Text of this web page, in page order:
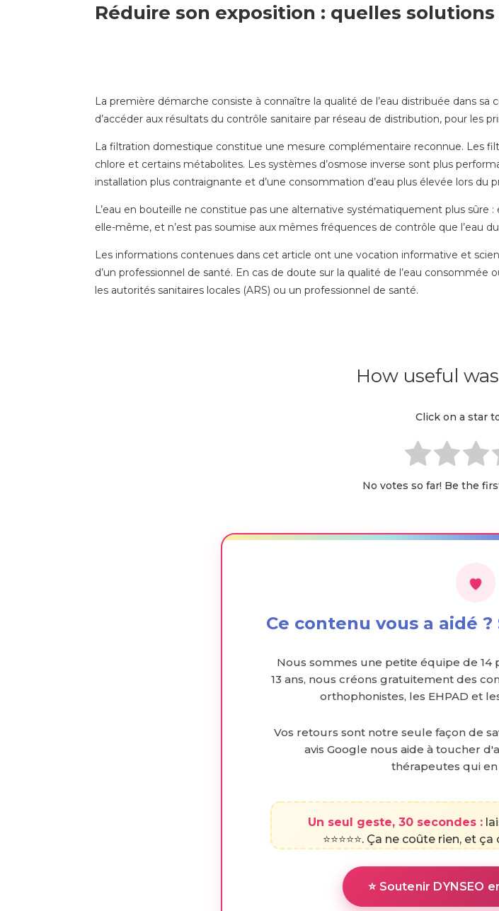
Réduire son exposition : quelles
La première démarche consiste à connaître la qualité de l’eau distribuée dans
d’accéder aux résultats du contrôle sanitaire par réseau de distribution, pour les
La filtration domestique constitue une mesure complémentaire reconnue. Les
chlore et certains métabolites. Les systèmes d’osmose inverse sont plus
installation plus contraignante et d’une consommation d’eau plus élevée lors du
L’eau en bouteille ne constitue pas une alternative systématiquement plus sûre
elle-même, et n’est pas soumise aux mêmes fréquences de contrôle que l’eau
Les informations contenues dans cet article ont une vocation informative et
d’un professionnel de santé. En cas de doute sur la qualité de l’eau
les autorités sanitaires locales (ARS) ou un professionnel de santé.
How useful
Click on a star
No votes so far! Be the
Ce contenu vous a aidé ?
Nous sommes une petite équipe de 14
13 ans, nous créons gratuitement des
orthophonistes, les EHPAD et
Vos retours sont notre seule façon de
avis Google nous aide à toucher
thérapeutes qui en
Un seul geste, 30 secondes :
⭐⭐⭐⭐⭐. Ça ne coûte rien, et
⭐ Soutenir DYNSEO